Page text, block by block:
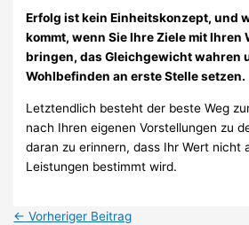
Erfolg ist kein Einheitskonzept, und
kommt, wenn Sie Ihre Ziele mit Ihren
bringen, das Gleichgewicht wahren
Wohlbefinden an erste Stelle setzen.
Letztendlich besteht der beste Weg
nach Ihren eigenen Vorstellungen zu
daran zu erinnern, dass Ihr Wert nicht
Leistungen bestimmt wird.
← Vorheriger Beitrag